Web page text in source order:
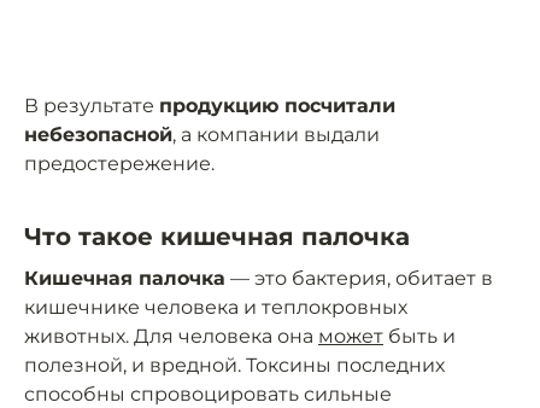
В результате продукцию посчитали
небезопасной, а компании выдали
предостережение.
Что такое кишечная палочка
Кишечная палочка — это бактерия, обитает в
кишечнике человека и теплокровных
животных. Для человека она может быть и
полезной, и вредной. Токсины последних
способны спровоцировать сильные